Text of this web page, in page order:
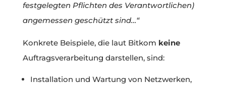
festgelegten Pflichten des Verantwortlichen)
angemessen geschützt sind…“
Konkrete Beispiele, die laut Bitkom keine
Auftragsverarbeitung darstellen, sind:
Installation und Wartung von Netzwerken,